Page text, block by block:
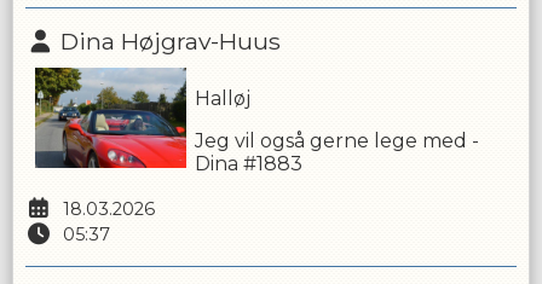
Dina Højgrav-Huus
18.03.2026
05:37
Halløj
Jeg vil også gerne lege med -
Dina #1883